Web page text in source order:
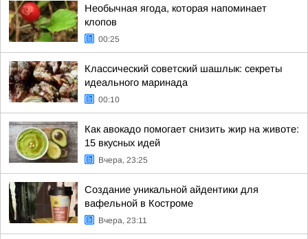
Необычная ягода, которая напоминает
клопов
00:25
Классический советский шашлык: секреты
идеального маринада
00:10
Как авокадо помогает снизить жир на животе:
15 вкусных идей
Вчера, 23:25
Создание уникальной айдентики для
вафельной в Костроме
Вчера, 23:11